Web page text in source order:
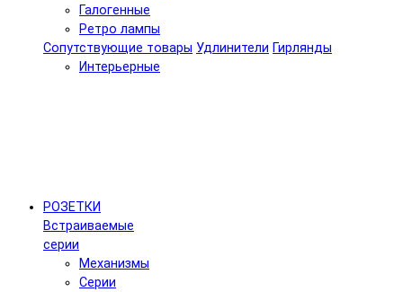
Галогенные
Ретро лампы
Сопутствующие товары Удлинители Гирлянды
Интерьерные
РОЗЕТКИ
Встраиваемые
серии
Механизмы
Серии